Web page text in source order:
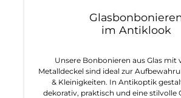
im Antiklook
Unsere Bonbonieren aus Glas mit
Metalldeckel sind ideal zur
& Kleinigkeiten. In Antikoptik
dekorativ, praktisch und eine stilvolle